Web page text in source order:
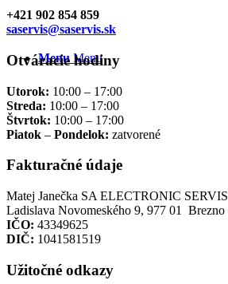
Menu Menu
+421 902 854 859
saservis@saservis.sk
Otváracie hodiny
Utorok: 10:00 – 17:00
Streda: 10:00 – 17:00
Štvrtok: 10:00 – 17:00
Piatok – Pondelok: zatvorené
Fakturačné údaje
Matej Janečka SA ELECTRONIC SERVIS
Ladislava Novomeského 9, 977 01 Brezno
IČO: 43349625
DIČ: 1041581519
Užitočné odkazy